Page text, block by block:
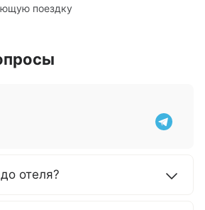
поездку
отеля?